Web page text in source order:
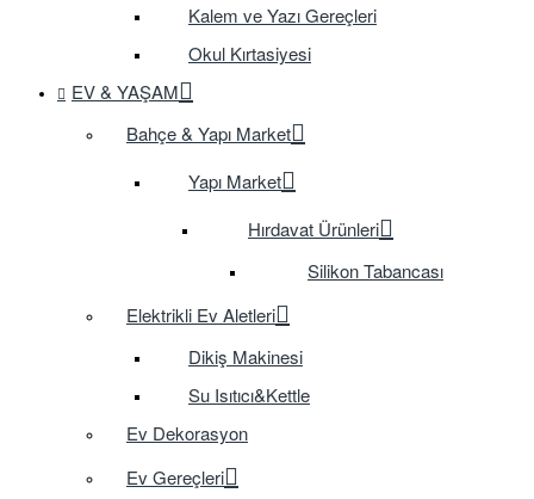
Kalem ve Yazı Gereçleri
Okul Kırtasiyesi
EV & YAŞAM
Bahçe & Yapı Market
Yapı Market
Hırdavat Ürünleri
Silikon Tabancası
Elektrikli Ev Aletleri
Dikiş Makinesi
Su Isıtıcı&Kettle
Ev Dekorasyon
Ev Gereçleri